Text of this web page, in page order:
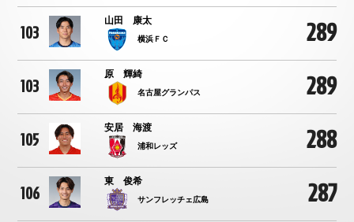
103
山田 康太
横浜ＦＣ 289
103
原 輝綺
名古屋グランパス 289
105
安居 海渡
浦和レッズ 288
106
東 俊希
サンフレッチェ広島 287